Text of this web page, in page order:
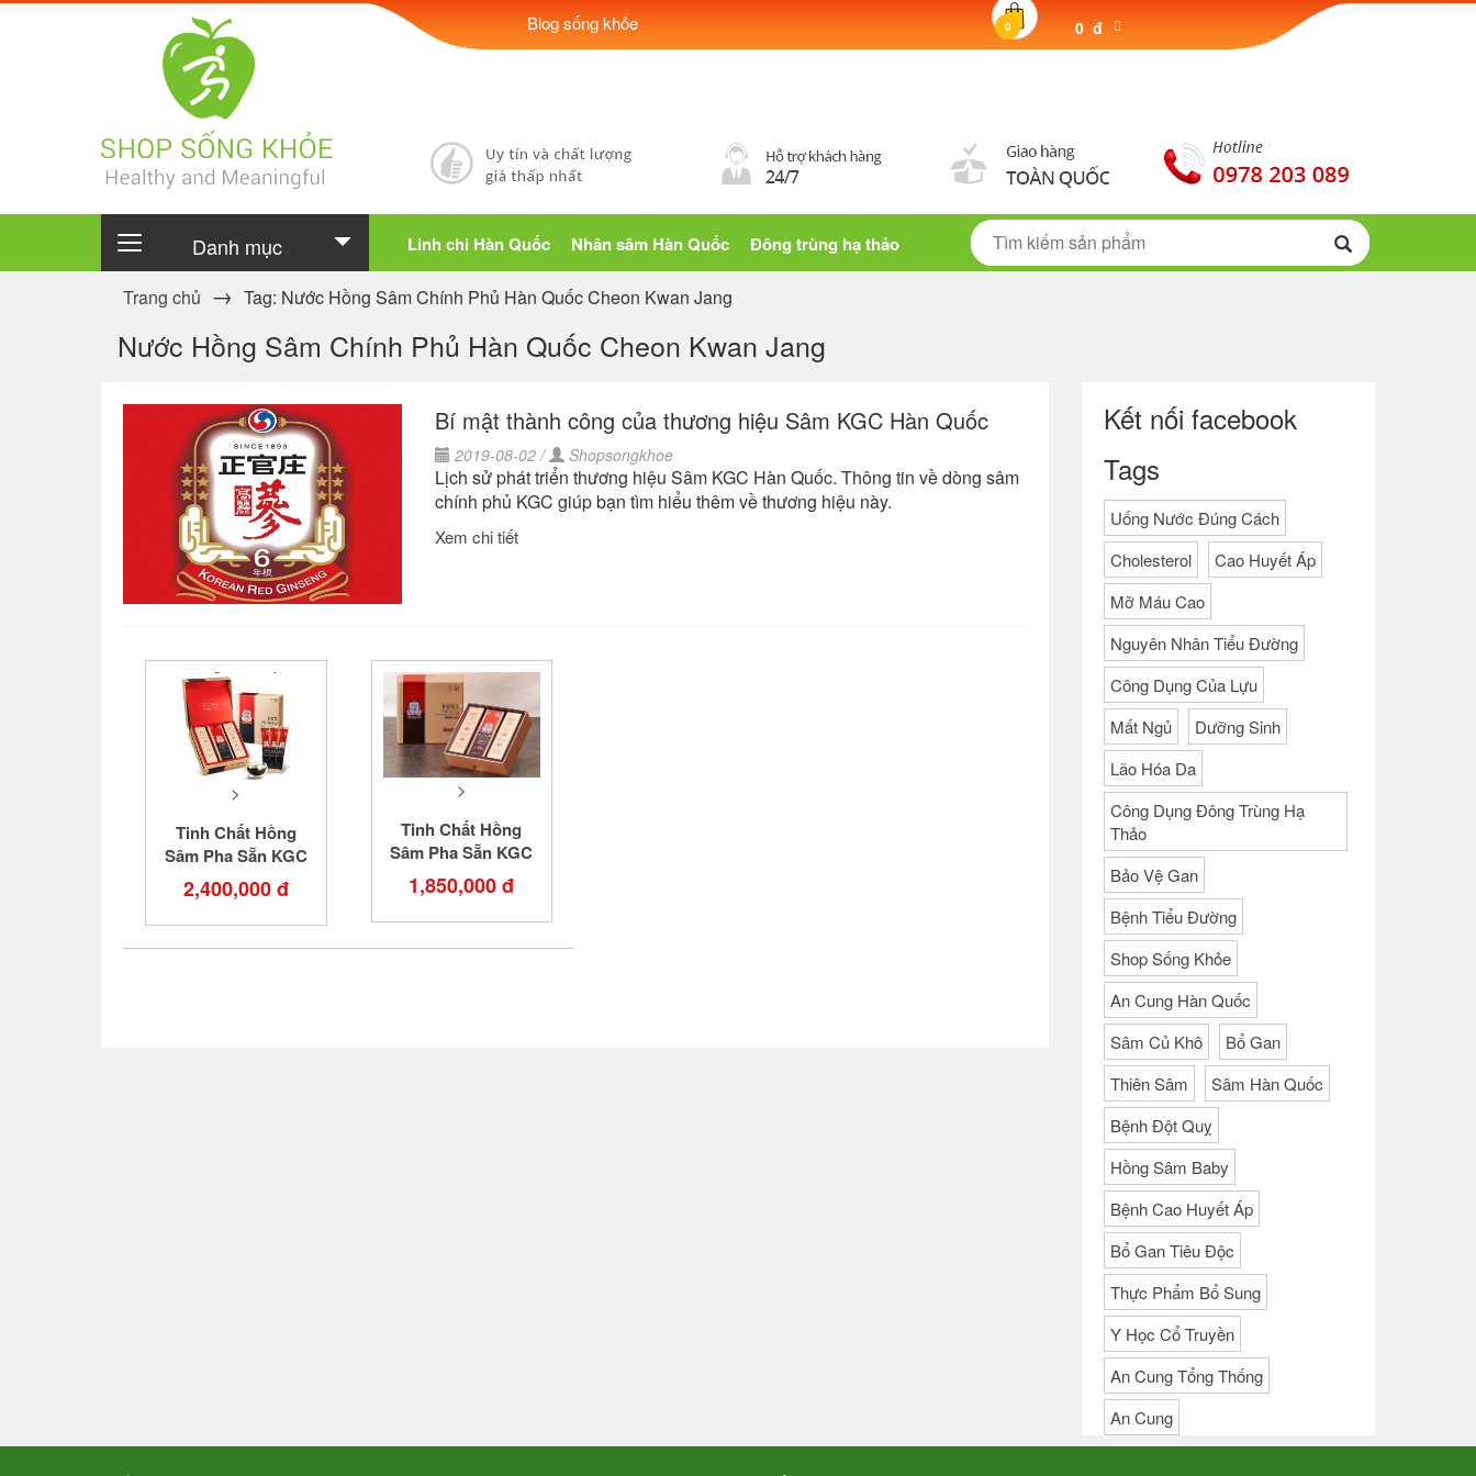
0 0 đ
Blog sống khỏe
Danh mục Linh chi Hàn Quốc Nhân sâm Hàn Quốc Đông trùng hạ thảo
Trang chủ Tag: Nước Hồng Sâm Chính Phủ Hàn Quốc Cheon Kwan Jang
Nước Hồng Sâm Chính Phủ Hàn Quốc Cheon Kwan Jang
Bí mật thành công của thương hiệu Sâm KGC Hàn Quốc
2019-08-02 / Shopsongkhoe
Lịch sử phát triển thương hiệu Sâm KGC Hàn Quốc. Thông tin về dòng sâm
chính phủ KGC giúp bạn tìm hiểu thêm về thương hiệu này.
Xem chi tiết
>
Tinh Chất Hồng
Sâm Pha Sẵn KGC
EveryTime Original
Hộp 30 gói
2,400,000 đ
>
Tinh Chất Hồng
Sâm Pha Sẵn KGC
EveryTime Balance
Hộp 30 gói
1,850,000 đ
Kết nối facebook
Tags
Uống Nước Đúng Cách
Cholesterol
Cao Huyết Áp
Mỡ Máu Cao
Nguyên Nhân Tiểu Đường
Công Dụng Của Lựu
Mất Ngủ
Dưỡng Sinh
Lão Hóa Da
Công Dụng Đông Trùng Hạ
Thảo
Bảo Vệ Gan
Bệnh Tiểu Đường
Shop Sống Khỏe
An Cung Hàn Quốc
Sâm Củ Khô
Bổ Gan
Thiên Sâm
Sâm Hàn Quốc
Bệnh Đột Quỵ
Hồng Sâm Baby
Bệnh Cao Huyết Áp
Bổ Gan Tiêu Độc
Thực Phẩm Bổ Sung
Y Học Cổ Truyền
An Cung Tổng Thống
An Cung